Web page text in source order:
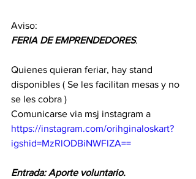
Aviso:
FERIA DE EMPRENDEDORES.
Quienes quieran feriar, hay stand
disponibles ( Se les facilitan mesas y no
se les cobra )
Comunicarse via msj instagram a
https://instagram.com/orihginaloskart?
igshid=MzRlODBiNWFlZA==
Entrada: Aporte voluntario.